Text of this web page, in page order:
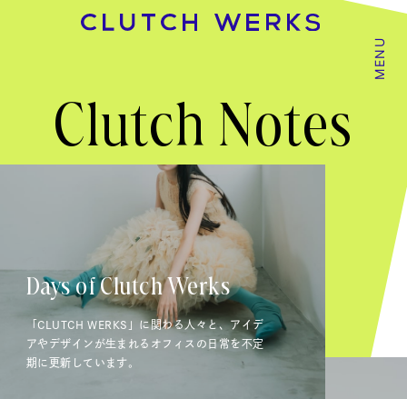
MENU
Clutch Notes
Days of Clutch Werks
「CLUTCH WERKS」に関わる人々と、アイデ
アやデザインが生まれるオフィスの日常を不定
期に更新しています。